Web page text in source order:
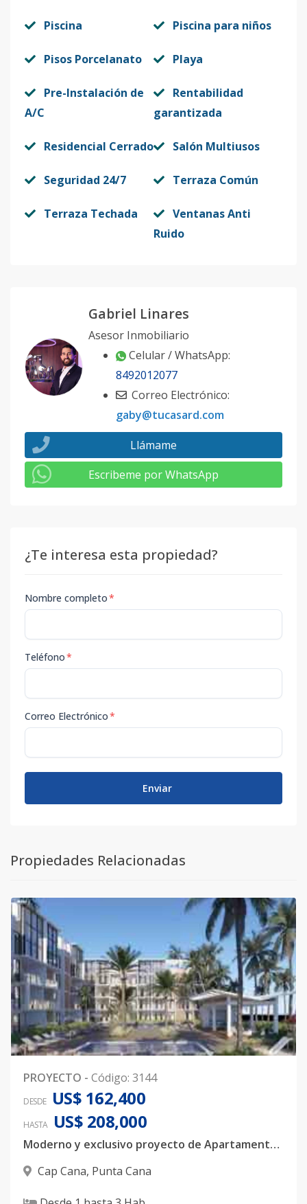
Piscina Piscina para niños
Pisos Porcelanato Playa
Pre-Instalación de
A/C
Rentabilidad
garantizada
Residencial Cerrado Salón Multiusos
Seguridad 24/7 Terraza Común
Terraza Techada
Ventanas Anti
Ruido
Gabriel Linares
Asesor Inmobiliario
Celular / WhatsApp:
8492012077
Correo Electrónico:
gaby@tucasard.com
Llámame
Escribeme por WhatsApp
¿Te interesa esta propiedad?
Nombre completo*
Teléfono*
Correo Electrónico*
Enviar
Propiedades Relacionadas
PROYECTO - Código: 3144
DESDE US$ 162,400
HASTA US$ 208,000
Moderno y exclusivo proyecto de Apartamentos en Ciudad Las Canas
Cap Cana, Punta Cana